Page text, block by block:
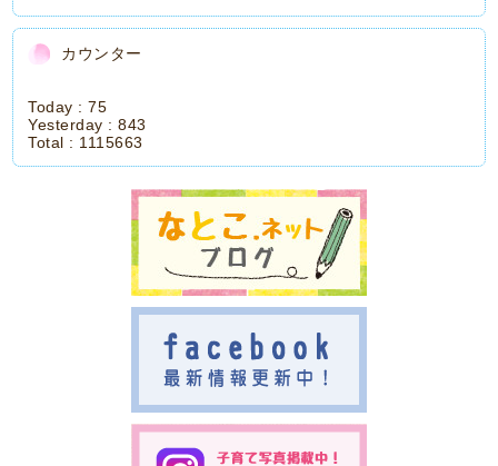
カウンター
Today :75
Yesterday :843
Total : 1115663